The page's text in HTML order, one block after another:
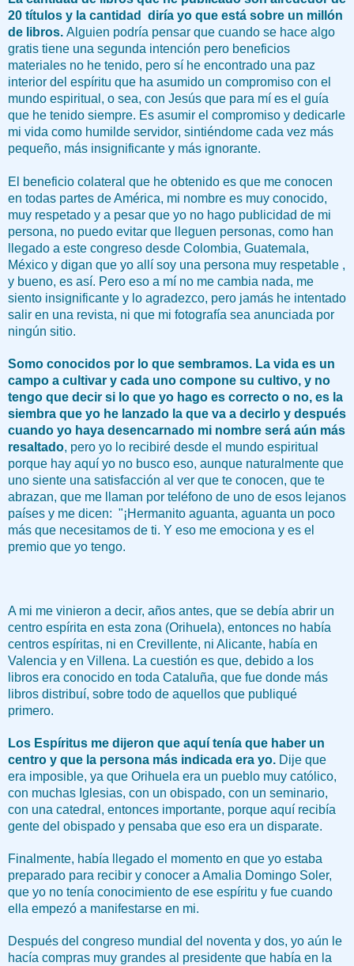
20 títulos y la cantidad diría yo que está sobre un millón
de libros. Alguien podría pensar que cuando se hace algo
gratis tiene una segunda intención pero beneficios
materiales no he tenido, pero sí he encontrado una paz
interior del espíritu que ha asumido un compromiso con el
mundo espiritual, o sea, con Jesús que para mí es el guía
que he tenido siempre. Es asumir el compromiso y dedicarle
mi vida como humilde servidor, sintiéndome cada vez más
pequeño, más insignificante y más ignorante.
El beneficio colateral que he obtenido es que me conocen
en todas partes de América, mi nombre es muy conocido,
muy respetado y a pesar que yo no hago publicidad de mi
persona, no puedo evitar que lleguen personas, como han
llegado a este congreso desde Colombia, Guatemala,
México y digan que yo allí soy una persona muy respetable ,
y bueno, es así. Pero eso a mí no me cambia nada, me
siento insignificante y lo agradezco, pero jamás he intentado
salir en una revista, ni que mi fotografía sea anunciada por
ningún sitio.
Somo conocidos por lo que sembramos. La vida es un
campo a cultivar y cada uno compone su cultivo, y no
tengo que decir si lo que yo hago es correcto o no, es la
siembra que yo he lanzado la que va a decirlo y después
cuando yo haya desencarnado mi nombre será aún más
resaltado, pero yo lo recibiré desde el mundo espiritual
porque hay aquí yo no busco eso, aunque naturalmente que
uno siente una satisfacción al ver que te conocen, que te
abrazan, que me llaman por teléfono de uno de esos lejanos
países y me dicen: "¡Hermanito aguanta, aguanta un poco
más que necesitamos de ti. Y eso me emociona y es el
premio que yo tengo.
A mi me vinieron a decir, años antes, que se debía abrir un
centro espírita en esta zona (Orihuela), entonces no había
centros espíritas, ni en Crevillente, ni Alicante, había en
Valencia y en Villena. La cuestión es que, debido a los
libros era conocido en toda Cataluña, que fue donde más
libros distribuí, sobre todo de aquellos que publiqué
primero.
Los Espíritus me dijeron que aquí tenía que haber un
centro y que la persona más indicada era yo. Dije que
era imposible, ya que Orihuela era un pueblo muy católico,
con muchas Iglesias, con un obispado, con un seminario,
con una catedral, entonces importante, porque aquí recibía
gente del obispado y pensaba que eso era un disparate.
Finalmente, había llegado el momento en que yo estaba
preparado para recibir y conocer a Amalia Domingo Soler,
que yo no tenía conocimiento de ese espíritu y fue cuando
ella empezó a manifestarse en mi.
Después del congreso mundial del noventa y dos, yo aún le
hacía compras muy grandes al presidente que había en la